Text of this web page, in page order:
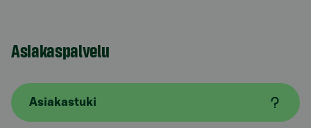
Asiakaspalvelu
Asiakastuki